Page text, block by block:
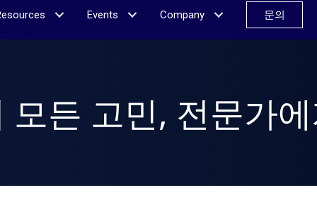
Events Company 문의
모든 고민, 전문가